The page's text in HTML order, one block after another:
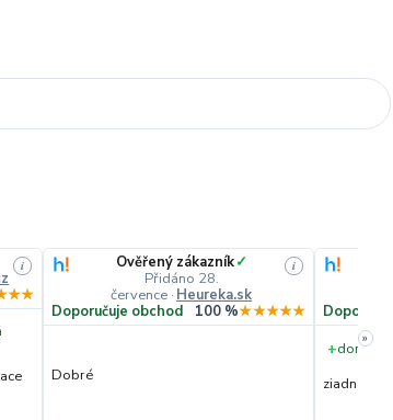
i Ověřený zákazník✓
Přidáno 28.
července · Heureka.sk
i
Doporučuje obchod 100 %★★★★★
Dobré
+
ziadna
»